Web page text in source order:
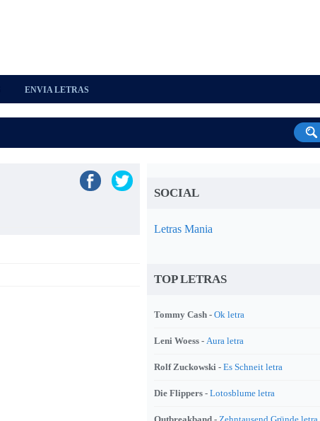
ENVIA LETRAS
SOCIAL
Letras Mania
TOP LETRAS
Tommy Cash - Ok letra
Leni Woess - Aura letra
Rolf Zuckowski - Es Schneit letra
Die Flippers - Lotosblume letra